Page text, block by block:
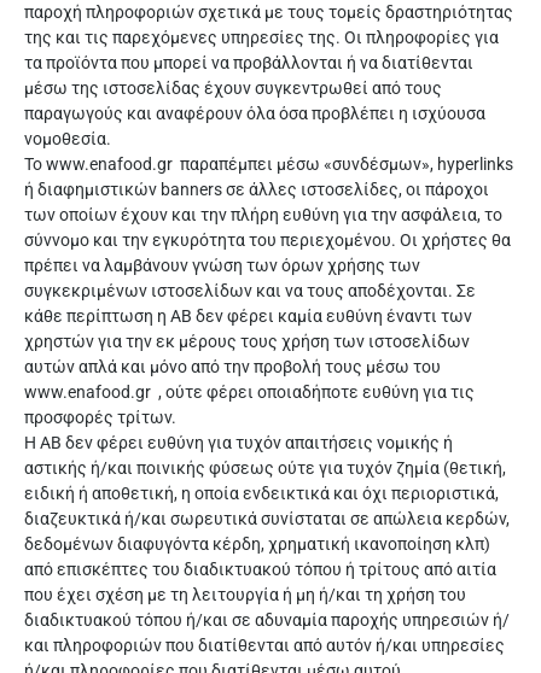
παροχή πληροφοριών σχετικά με τους τομείς δραστηριότητας
της και τις παρεχόμενες υπηρεσίες της. Οι πληροφορίες για
τα προϊόντα που μπορεί να προβάλλονται ή να διατίθενται
μέσω της ιστοσελίδας έχουν συγκεντρωθεί από τους
παραγωγούς και αναφέρουν όλα όσα προβλέπει η ισχύουσα
νομοθεσία.
Το www.enafood.gr παραπέμπει μέσω «συνδέσμων», hyperlinks
ή διαφημιστικών banners σε άλλες ιστοσελίδες, οι πάροχοι
των οποίων έχουν και την πλήρη ευθύνη για την ασφάλεια, το
σύννομο και την εγκυρότητα του περιεχομένου. Οι χρήστες θα
πρέπει να λαμβάνουν γνώση των όρων χρήσης των
συγκεκριμένων ιστοσελίδων και να τους αποδέχονται. Σε
κάθε περίπτωση η ΑΒ δεν φέρει καμία ευθύνη έναντι των
χρηστών για την εκ μέρους τους χρήση των ιστοσελίδων
αυτών απλά και μόνο από την προβολή τους μέσω του
www.enafood.gr , ούτε φέρει οποιαδήποτε ευθύνη για τις
προσφορές τρίτων.
Η ΑΒ δεν φέρει ευθύνη για τυχόν απαιτήσεις νομικής ή
αστικής ή/και ποινικής φύσεως ούτε για τυχόν ζημία (θετική,
ειδική ή αποθετική, η οποία ενδεικτικά και όχι περιοριστικά,
διαζευκτικά ή/και σωρευτικά συνίσταται σε απώλεια κερδών,
δεδομένων διαφυγόντα κέρδη, χρηματική ικανοποίηση κλπ)
από επισκέπτες του διαδικτυακού τόπου ή τρίτους από αιτία
που έχει σχέση με τη λειτουργία ή μη ή/και τη χρήση του
διαδικτυακού τόπου ή/και σε αδυναμία παροχής υπηρεσιών ή/
και πληροφοριών που διατίθενται από αυτόν ή/και υπηρεσίες